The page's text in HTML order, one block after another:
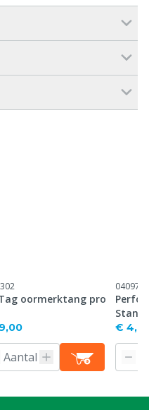
oormerktang pro
0409716
€ 4,61